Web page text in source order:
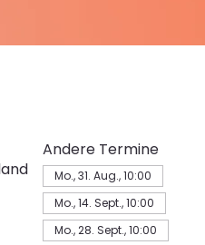
Andere Termine
Mo., 31. Aug., 10:00
Mo., 14. Sept., 10:00
Mo., 28. Sept., 10:00